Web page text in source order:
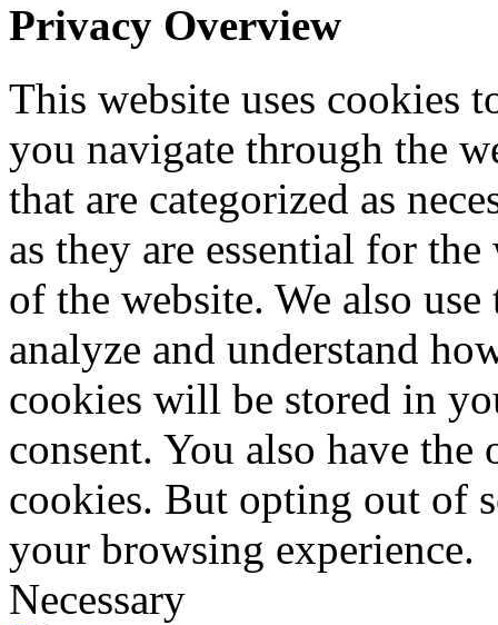
Privacy Overview
This website uses cookies
you navigate through the
that are categorized as
as they are essential for
of the website. We also
analyze and understand
cookies will be stored in
consent. You also have
cookies. But opting out of
your browsing experience.
Necessary